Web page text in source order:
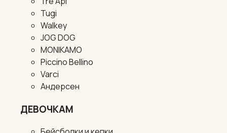
Tugi
Walkey
JOG DOG
MONIKAMO
Piccino Bellino
Varci
Андерсен
ДЕВОЧКАМ